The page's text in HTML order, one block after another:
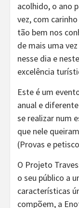
acolhido, o ano
vez, com
tão bem nos
de mais uma
nesse dia e
excelência
Este é um
anual e
se realizar num
que nele
(Provas e
O Projeto
o seu público a
características
compõem, a